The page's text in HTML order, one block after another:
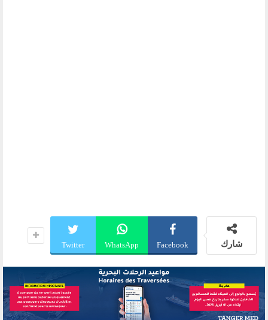
شارك Facebook
WhatsApp
Twitter